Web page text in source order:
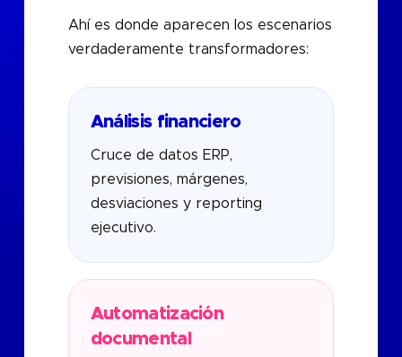
Ahí es donde aparecen los escenarios
verdaderamente transformadores:
Análisis financiero
Cruce de datos ERP,
previsiones, márgenes,
desviaciones y reporting
ejecutivo.
Automatización
documental